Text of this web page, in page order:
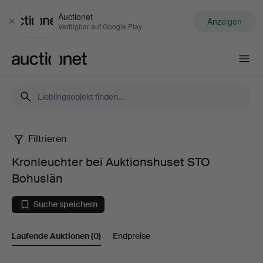
Schließen
Auctionet
Verfügbar auf Google Play Anzeigen
Kronleuchter
bei
Auktionshuset
STO
Filtrieren
Kronleuchter bei Auktionshuset STO
Bohuslän
Suche speichern
Laufende Auktionen(0) Endpreise